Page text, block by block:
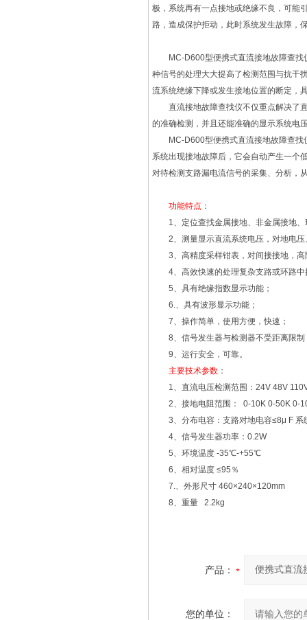
极，系统再有一点接地或绝缘不良，可能
路，造成保护拒动，此时系统发生故障，
MC-D600型便携式直流接地故障查找
种信号的处理大大提高了检测范围与抗干
流系统绝缘下降或发生接地位置的断定，
直流接地故障查找仪不仅重点解决了直
的准确检测，并且还能准确的显示系统电
MC-D600型便携式直流接地故障查找
系统出现接地故障后，它会自动产生一个
对待检测支路漏电流信号的采集、分析，
功能特点 ：
1、定位查找金属接地、非金属接地、
2、测量显示直流系统电压，对地电压
3、高精度采样钳表，对间接接地，高
4、高效快速的处理复杂支路或环路中
5、具有绝缘指数显示功能；
6.、具有波形显示功能；
7、操作简单，使用方便，快速；
8、信号发生器与检测器不受距离限制
9、运行安全，可靠。
主要技术参数 ：
1、直流电压检测范围：24V 48V
2、接地电阻范围： 0-10K 0-50K 0-
3、分布电容：支路对地电容≤8μ F 系
4、信号发生器功率：0.2W
5、环境温度 -35℃-+55℃
6、相对温度 ≤95％
7.、外形尺寸 460×240×120mm
8、重量 2.2kg
产品：
您的单位：